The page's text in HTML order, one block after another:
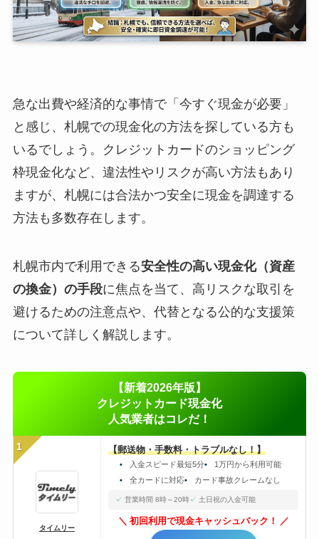
急な出費や経済的な事情で「今すぐ現金が必要」
と感じ、札幌での現金化の方法を探している方も
いるでしょう。クレジットカードのショッピング
枠現金化など、違法性やリスクが高い方法もあり
ますが、札幌には合法かつ安全に現金を調達する
方法も多数存在します。
札幌市内で利用できる安全性の高い現金化（資産
の換金）の手段に焦点を当て、高リスクな取引を
避けるための注意点や、代替となる公的な支援策
について詳しく解説します。
【新着2026年版】
クレジットカード現金化
人気業者はコレだ！
1
タイムリー
【郵送物・手数料・トラブルなし！】
入金スピード最短5分
1万円から利用可能
全カードに対応
カード事故クレームなし
営業時間 8時～20時 土日祝の入金可能
初回利用で現金キャッシュバック！